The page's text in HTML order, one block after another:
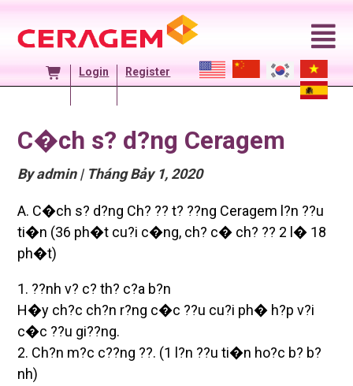
content
Login Register
C�ch s? d?ng Ceragem
By admin | Posted
Tháng Bảy 1, 2020
A. C�ch s? d?ng Ch? ?? t? ??ng Ceragem l?n ??u
ti�n (36 ph�t cu?i c�ng, ch? c� ch? ?? 2 l� 18
ph�t)
1. ??nh v? c? th? c?a b?n
H�y ch?c ch?n r?ng c�c ??u cu?i ph� h?p v?i
c�c ??u gi??ng.
2. Ch?n m?c c??ng ??. (1 l?n ??u ti�n ho?c b? b?
nh)